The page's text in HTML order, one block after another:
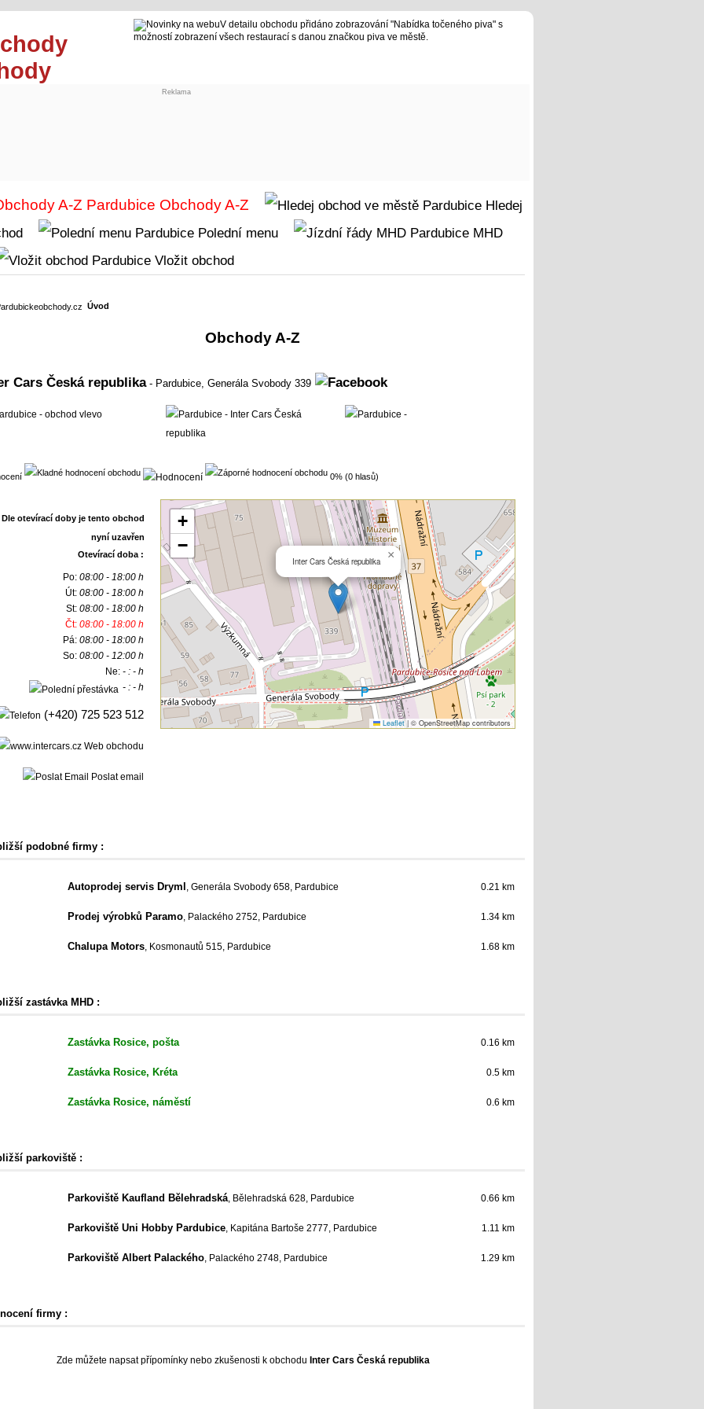
V detailu obchodu přidáno zobrazování "Nabídka točeného piva" s
možností zobrazení všech restaurací s danou značkou piva ve městě.
Reklama
Obchody A-Z
Hledej
Polední menu
MHD
Vložit obchod
Úvod
Obchody A-Z
Cars Česká republika- Pardubice, Generála Svobody 339
0% (0 hlasů)
Otevírací doba :
Po: 08:00 - 18:00 h
Út: 08:00 - 18:00 h
St: 08:00 - 18:00 h
Čt: 08:00 - 18:00 h
Pá: 08:00 - 18:00 h
So: 08:00 - 12:00 h
Ne: - : - h
- : - h
(+420) 725 523 512
Web obchodu
Poslat email
Inter Cars Česká republika ×
+
−
Leaflet | © OpenStreetMap contributors
podobné firmy :
Autoprodej servis Dryml , Generála Svobody 658, Pardubice 0.21 km
Prodej výrobků Paramo, Palackého 2752, Pardubice 1.34 km
Chalupa Motors, Kosmonautů 515, Pardubice 1.68 km
zastávka MHD :
Zastávka Rosice, pošta 0.16 km
Zastávka Rosice, Kréta 0.5 km
Zastávka Rosice, náměstí 0.6 km
parkoviště :
Parkoviště Kaufland Bělehradská, Bělehradská 628, Pardubice 0.66 km
Parkoviště Uni Hobby Pardubice, Kapitána Bartoše 2777, Pardubice 1.11 km
Parkoviště Albert Palackého, Palackého 2748, Pardubice 1.29 km
firmy :
Zde můžete napsat přípomínky nebo zkušenosti k obchodu Inter Cars Česká republika